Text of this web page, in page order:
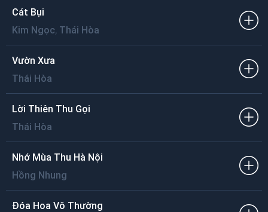
[ĐK:]
Nắng có còn hờn ghen môi em
Là biết xa nghìn trùng.
Lá khô vì đợi chờ
Cũng như đời người mãi âm u.
Nơi em về trời xanh không em
Ta nghe từng giọt lệ
Cát Bụi
Kim Ngọc, Thái Hòa
Vườn Xưa
Thái Hòa
Lời Thiên Thu Gọi
Thái Hòa
Nhớ Mùa Thu Hà Nội
Hồng Nhung
Đóa Hoa Vô Thường